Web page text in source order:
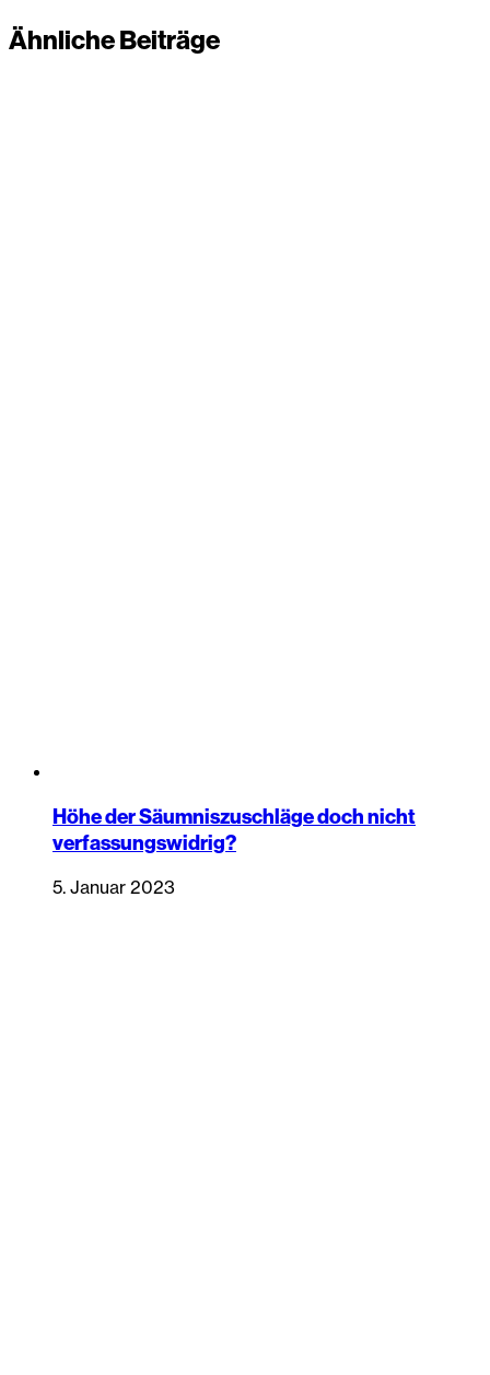
Ähnliche Beiträge
Höhe der Säumniszuschläge doch nicht
verfassungswidrig?
5. Januar 2023